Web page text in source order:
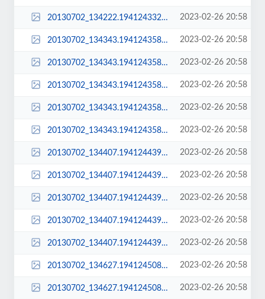
20130702_134222.194124332_std.jpg 2023-02-26 20:58
20130702_134343.194124358.jpg 2023-02-26 20:58
20130702_134343.194124358_large.jpg 2023-02-26 20:58
20130702_134343.194124358_sq_thumb_m.jpg 2023-02-26 20:58
20130702_134343.194124358_sq_thumb_s.jpg 2023-02-26 20:58
20130702_134343.194124358_std.jpg 2023-02-26 20:58
20130702_134407.194124439.jpg 2023-02-26 20:58
20130702_134407.194124439_large.jpg 2023-02-26 20:58
20130702_134407.194124439_sq_thumb_m.jpg 2023-02-26 20:58
20130702_134407.194124439_sq_thumb_s.jpg 2023-02-26 20:58
20130702_134407.194124439_std.jpg 2023-02-26 20:58
20130702_134627.194124508.jpg 2023-02-26 20:58
20130702_134627.194124508_large.jpg 2023-02-26 20:58